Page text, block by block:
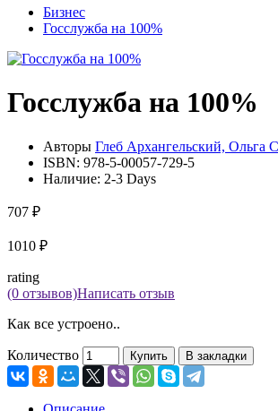
Бизнес
Госслужба на 100%
Госслужба на 100%
Авторы Глеб Архангельский, Ольга
ISBN: 978-5-00057-729-5
Наличие: 2-3 Days
707 ₽
1010 ₽
rating
(0 отзывов)Написать отзыв
Как все устроено..
Количество Купить В закладки